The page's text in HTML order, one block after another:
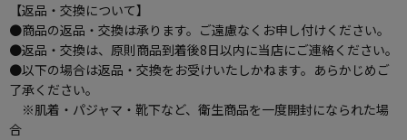
【返品・交換について】
●商品の返品・交換は承ります。ご遠慮なくお申し付けください。
●返品・交換は、原則商品到着後8日以内に当店にご連絡ください。
●以下の場合は返品・交換をお受けいたしかねます。あらかじめご
了承ください。
※肌着・パジャマ・靴下など、衛生商品を一度開封になられた場
合